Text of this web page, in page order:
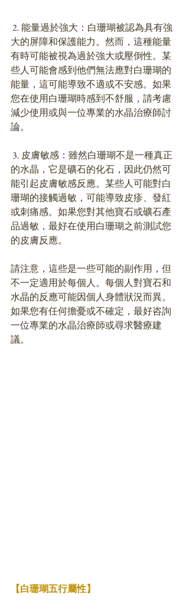
大的屏障和保護能力。然而，這種能量
有時可能被視為過於強大或壓倒性。某
些人可能會感到他們無法應對白珊瑚的
能量，這可能導致不適或不安感。如果
您在使用白珊瑚時感到不舒服，請考慮
減少使用或與一位專業的水晶治療師討
論。
的水晶，它是礦石的化石，因此仍然可
能引起皮膚敏感反應。某些人可能對白
珊瑚的接觸過敏，可能導致皮疹、發紅
或刺痛感。如果您對其他寶石或礦石產
品過敏，最好在使用白珊瑚之前測試您
的皮膚反應。
請注意，這些是一些可能的副作用，但
不一定適用於每個人。每個人對寶石和
水晶的反應可能因個人身體狀況而異。
如果您有任何擔憂或不確定，最好咨詢
一位專業的水晶治療師或尋求醫療建
議。
【白珊瑚五行屬性】